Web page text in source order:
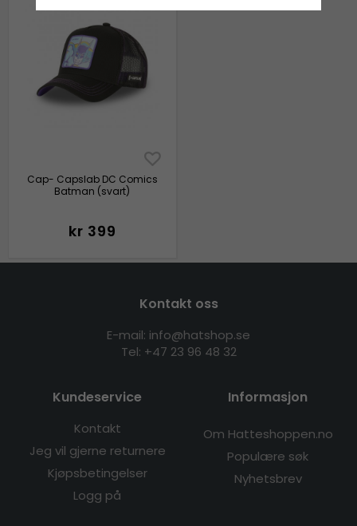
Cap- Capslab DC Comics
Batman (svart)
kr 399
Kontakt oss
E-mail: info@hatshop.se
Tel: +47 23 96 48 32
Kundeservice
Kontakt
Jeg vil gjerne returnere
Kjøpsbetingelser
Logg på
Informasjon
Om Hatteshoppen.no
Populære søk
Nyhetsbrev